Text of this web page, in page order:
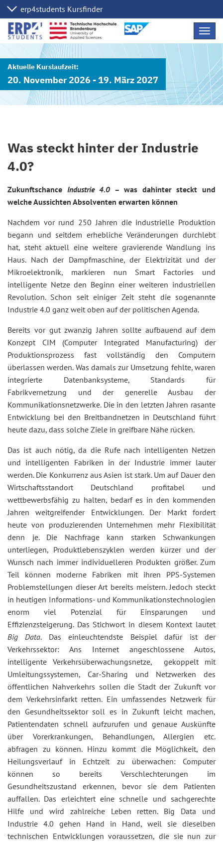
20. November 2026 - 19. März 2027
Was steckt hinter der Industrie
4.0?
Zukunftschance Industrie 4.0 – was dahinter steckt und
welche Aussichten Absolventen erwarten können
Nachdem vor rund 250 Jahren die industrielle Produktion
begann und seitdem erhebliche Veränderungen durchlebt
hat, steht aktuell eine weitere gravierende Wandlung ins
Haus. Nach der Dampfmaschine, der Elektrizität und der
Mikroelektronik, markieren nun Smart Factories und
intelligente Netze den Beginn einer weiteren industriellen
Revolution. Schon seit einiger Zeit steht die sogenannte
Industrie 4.0 ganz weit oben auf der politischen Agenda.
Bereits vor gut zwanzig Jahren sollte aufbauend auf dem
Konzept CIM (Computer Integrated Manufacturing) der
Produktionsprozess fast vollständig den Computern
überlassen werden. Was damals zur Umsetzung fehlte, waren
integrierte Datenbanksysteme, Standards für
Fabrikvernetzung und der generelle Ausbau der
Kommunikationsnetzwerke. Die in den letzten Jahren rasante
Entwicklung bei den Breitbandnetzen in Deutschland führt
heute dazu, dass solche Ziele in greifbare Nähe rücken.
Das ist auch nötig, da die Rufe nach intelligenten Netzen
und intelligenten Fabriken in der Industrie immer lauter
werden. Die Konkurrenz aus Asien ist stark. Um auf Dauer den
Wirtschaftsstandort Deutschland profitabel und
wettbewerbsfähig zu halten, bedarf es in den kommenden
Jahren weitgreifender Entwicklungen. Der Markt fordert
heute von produzierenden Unternehmen mehr Flexibilität
denn je. Die Nachfrage kann starken Schwankungen
unterliegen, Produktlebenszyklen werden kürzer und der
Wunsch nach immer individuelleren Produkten größer. Zum
Teil können moderne Fabriken mit ihren PPS-Systemen
Problemstellungen dieser Art bereits meistern. Jedoch steckt
in heutigen Informations- und Kommunikationstechnologien
enorm viel Potenzial für Einsparungen und
Effizienzsteigerung. Das Stichwort in diesem Kontext lautet
Big Data. Das einleuchtendste Beispiel dafür ist der
Verkehrssektor: Ans Internet angeschlossene Autos,
intelligente Verkehrsüberwachungsnetze, gekoppelt mit
Umleitungssystemen, Car-Sharing und Netzwerken des
öffentlichen Nahverkehrs sollen die Stadt der Zukunft vor
dem Verkehrsinfarkt retten. Ein umfassendes Netzwerk für
den Gesundheitssektor soll es in Zukunft leicht machen,
Patientendaten schnell aufzurufen und genaue Auskünfte
über Vorerkrankungen, Behandlungen, Allergien etc.
abfragen zu können. Hinzu kommt die Möglichkeit, den
Heilungsverlauf in Echtzeit zu überwachen: Computer
können so bereits Verschlechterungen im
Gesundheitszustand erkennen, bevor sie dem Patienten
auffallen. Das erleichtert eine schnelle und sachgerechte
Hilfe und wird zahlreiche Leben retten. Big Data und
Industrie 4.0 gehen Hand in Hand, weil sie dieselben
technischen Entwicklungen voraussetzen, die sie nun zur